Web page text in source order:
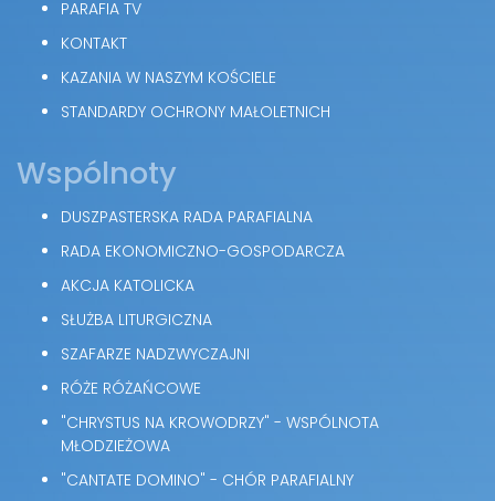
PARAFIA TV
KONTAKT
KAZANIA W NASZYM KOŚCIELE
STANDARDY OCHRONY MAŁOLETNICH
Wspólnoty
DUSZPASTERSKA RADA PARAFIALNA
RADA EKONOMICZNO-GOSPODARCZA
AKCJA KATOLICKA
SŁUŻBA LITURGICZNA
SZAFARZE NADZWYCZAJNI
RÓŻE RÓŻAŃCOWE
"CHRYSTUS NA KROWODRZY" - WSPÓLNOTA
MŁODZIEŻOWA
"CANTATE DOMINO" - CHÓR PARAFIALNY